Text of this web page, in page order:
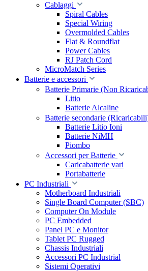
Cablaggi
Spiral Cables
Special Wiring
Overmolded Cables
Flat & Roundflat
Power Cables
RJ Patch Cord
MicroMatch Series
Batterie e accessori
Batterie Primarie (Non
Litio
Batterie Alcaline
Batterie secondarie
Batterie Litio Ioni
Batterie NiMH
Piombo
Accessori per Batterie
Caricabatterie vari
Portabatterie
PC Industriali
Motherboard Industriali
Single Board Computer (SBC)
Computer On Module
PC Embedded
Panel PC e Monitor
Tablet PC Rugged
Chassis Industriali
Accessori PC Industrial
Sistemi Operativi